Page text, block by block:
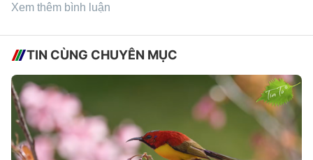
Xem thêm bình luận
TIN CÙNG CHUYÊN MỤC